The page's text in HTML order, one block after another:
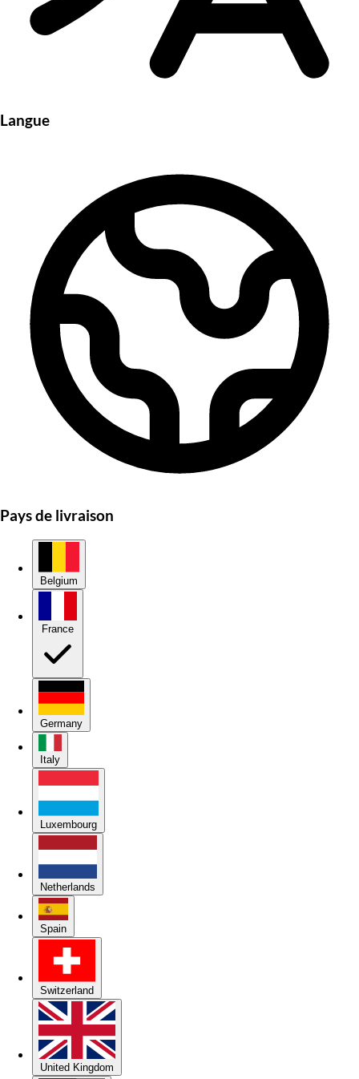
Langue
Pays de livraison
Belgium
Germany
Italy
Luxembourg
Netherlands
Spain
Switzerland
United Kingdom